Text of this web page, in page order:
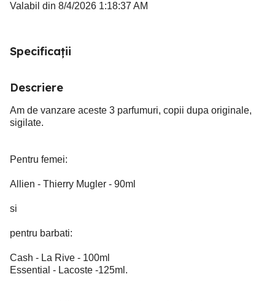
Valabil din 8/4/2026 1:18:37 AM
Specificații
Descriere
Am de vanzare aceste 3 parfumuri, copii dupa originale,
sigilate.
Pentru femei:
Allien - Thierry Mugler - 90ml
si
pentru barbati:
Cash - La Rive - 100ml
Essential - Lacoste -125ml.